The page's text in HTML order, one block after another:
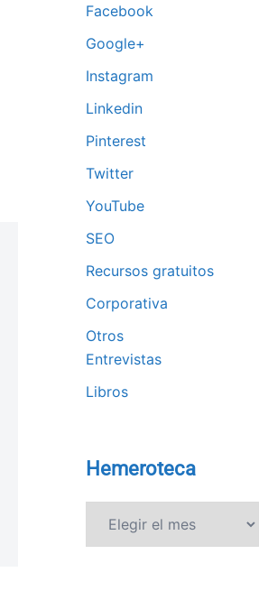
Facebook
Google+
Instagram
Linkedin
Pinterest
Twitter
YouTube
SEO
Recursos gratuitos
Corporativa
Otros
Entrevistas
Libros
Hemeroteca